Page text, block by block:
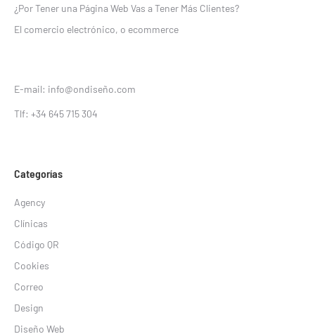
¿Por Tener una Página Web Vas a Tener Más Clientes?
El comercio electrónico, o ecommerce
E-mail: info@ondiseño.com
Tlf: +34 645 715 304
Categorías
Agency
Clínicas
Código QR
Cookies
Correo
Design
Diseño Web